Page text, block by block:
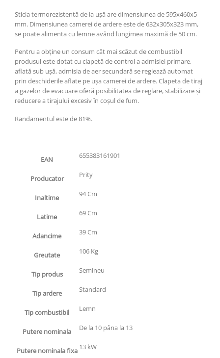
Sticla termorezistentă de la ușă are dimensiunea de 595x460x5
mm. Dimensiunea camerei de ardere este de 632x305x323 mm,
se poate alimenta cu lemne având lungimea maximă de 50 cm.
Pentru a obține un consum cât mai scăzut de combustibil
produsul este dotat cu clapetă de control a admisiei primare,
aflată sub ușă, admisia de aer secundară se reglează automat
prin deschiderile aflate pe ușa camerei de ardere. Clapeta de tiraj
a gazelor de evacuare oferă posibilitatea de reglare, stabilizare și
reducere a tirajului excesiv în coșul de fum.
Randamentul este de 81%.
EAN 655383161901
Producator Prity
Inaltime 94 Cm
Latime 69 Cm
Adancime 39 Cm
Greutate 106 Kg
Tip produs Semineu
Tip ardere Standard
Tip combustibil Lemn
Putere nominala De la 10 pâna la 13
Putere nominala fixa 13 kW